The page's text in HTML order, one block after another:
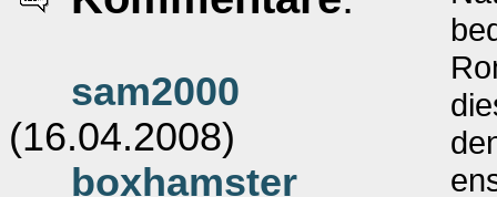
sam2000
(16.04.2008)
boxhamster